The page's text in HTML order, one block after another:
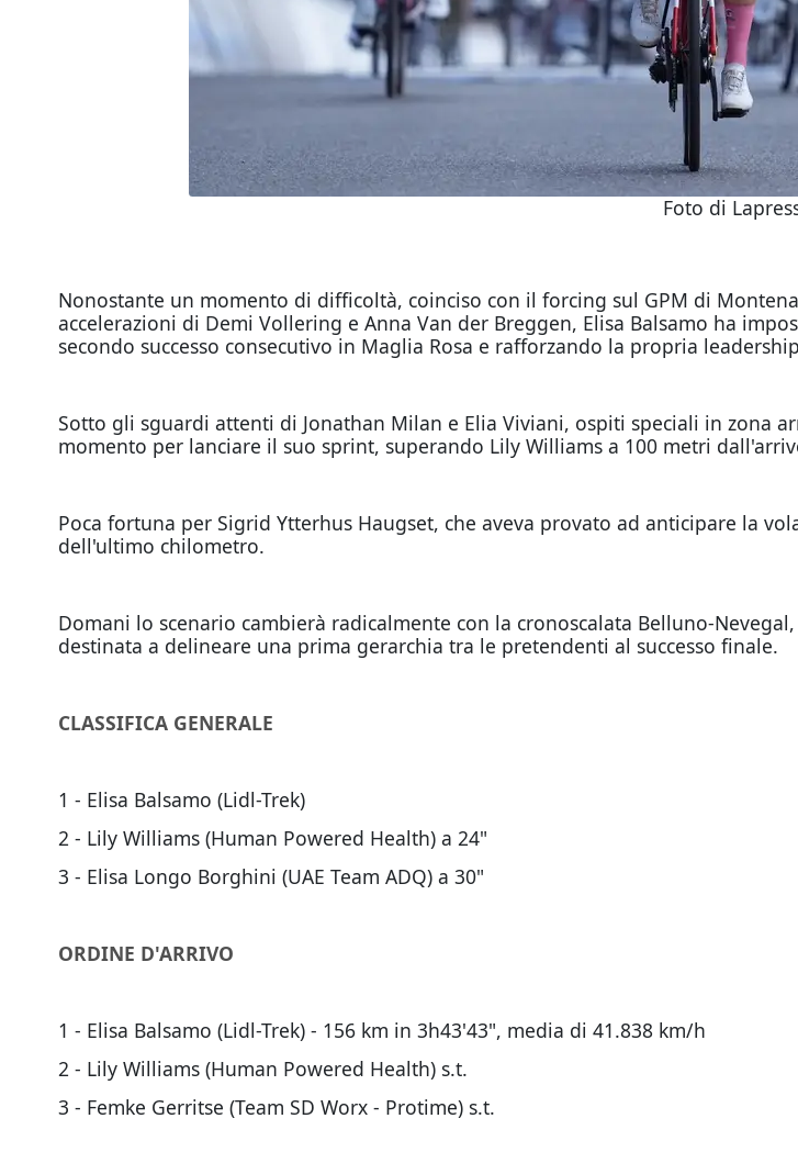
Foto di
Nonostante un momento di difficoltà, coinciso con il forcing sul GPM di
accelerazioni di Demi Vollering e Anna Van der Breggen, Elisa Balsamo ha
secondo successo consecutivo in Maglia Rosa e rafforzando la propria
Sotto gli sguardi attenti di Jonathan Milan e Elia Viviani, ospiti speciali in zona
momento per lanciare il suo sprint, superando Lily Williams a 100 metri
Poca fortuna per Sigrid Ytterhus Haugset, che aveva provato ad anticipare la
dell'ultimo chilometro.
Domani lo scenario cambierà radicalmente con la cronoscalata Belluno-
destinata a delineare una prima gerarchia tra le pretendenti al successo finale.
CLASSIFICA GENERALE
1 - Elisa Balsamo (Lidl-Trek)
2 - Lily Williams (Human Powered Health) a 24"
3 - Elisa Longo Borghini (UAE Team ADQ) a 30"
ORDINE D'ARRIVO
1 - Elisa Balsamo (Lidl-Trek) - 156 km in 3h43'43", media di 41.838 km/h
2 - Lily Williams (Human Powered Health) s.t.
3 - Femke Gerritse (Team SD Worx - Protime) s.t.